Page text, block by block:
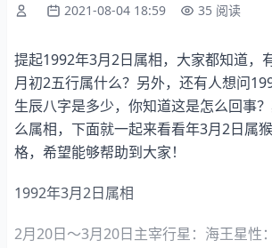
2021-08-04 18:59 35 阅读
提起1992年3月2日属相，大家都知道，
月初2五行属什么？另外，还有人想问
生辰八字是多少，你知道这是怎么回事
么属相，下面就一起来看看年3月2日属
格，希望能够帮助到大家！
1992年3月2日属相
2月20日～3月20日主宰行星：海王星性